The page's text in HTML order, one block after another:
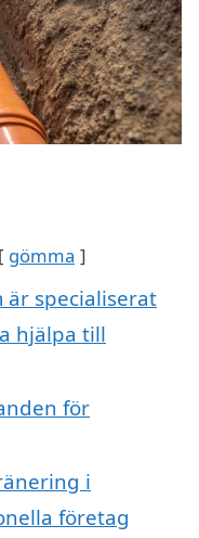
gömma
är specialiserat
hjälpa till
för
i
företag